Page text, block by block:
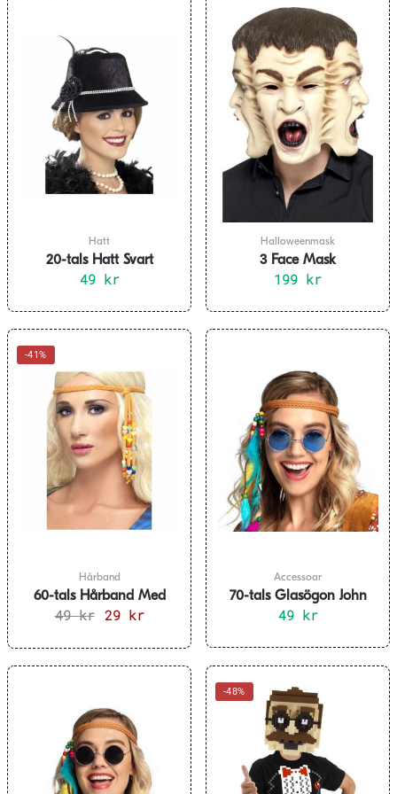
Hatt
20-tals Hatt Svart
49 kr
Halloweenmask
3 Face Mask
199 kr
-41%
Hårband
60-tals Hårband Med
Pärlor
49kr
Det
priset
29 krDet
nuvarande
priset
Accessoar
70-tals Glasögon John
Lennon Blå
49 kr
-48%